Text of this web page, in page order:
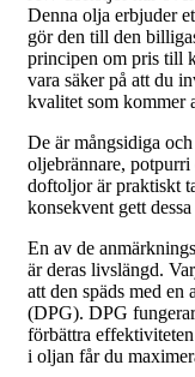
Denna olja erbjuder
gör den till den
principen om pris till
vara säker på att du
kvalitet som kommer
De är mångsidiga
oljebrännare,
doftoljor är praktiskt
konsekvent gett
En av de
är deras livslängd.
att den späds med
(DPG). DPG
förbättra
i oljan får du